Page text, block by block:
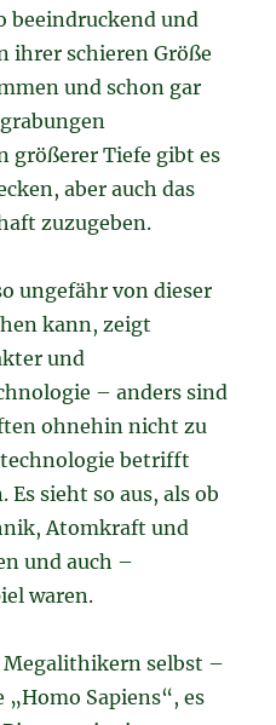
beeindruckend und
ihrer schieren Größe
und schon gar
größerer Tiefe gibt es
aber auch das
zuzugeben.
ungefähr von dieser
kann, zeigt
und
– anders sind
ohnehin nicht zu
betrifft
Es sieht so aus, als ob
Atomkraft und
und auch –
waren.
selbst –
Sapiens“, es